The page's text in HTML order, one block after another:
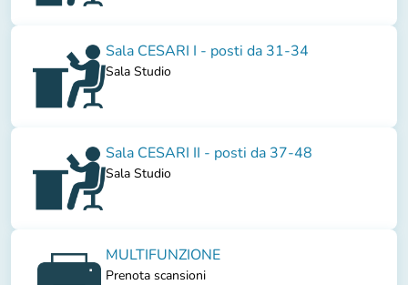
Sala CESARI I - posti da 31-34
Sala Studio
Sala CESARI II - posti da 37-48
Sala Studio
MULTIFUNZIONE
Prenota scansioni